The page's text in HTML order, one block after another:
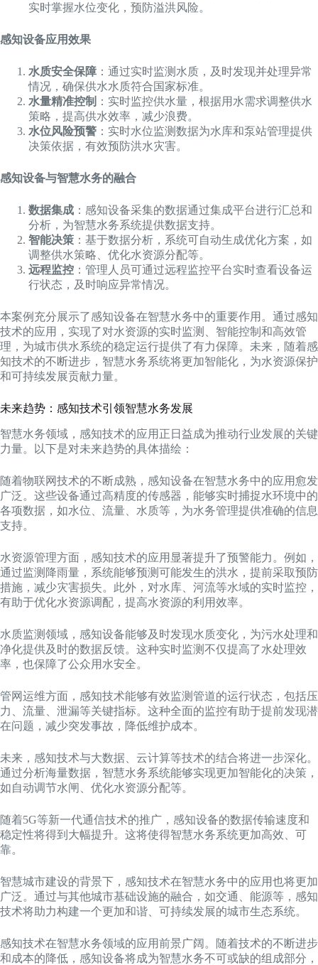
实时掌握水位变化，预防溢洪风险。
感知设备应用效果
水质安全保障 ：通过实时监测水质，及时发现并处理异常
情况，确保供水水质符合国家标准。
水量精准控制 ：实时监控供水量，根据用水需求调整供水
策略，提高供水效率，减少浪费。
水位风险预警 ：实时水位监测数据为水库和泵站管理提供
决策依据，有效预防洪水灾害。
感知设备与智慧水务的融合
数据集成 ：感知设备采集的数据通过集成平台进行汇总和
分析，为智慧水务系统提供数据支持。
智能决策 ：基于数据分析，系统可自动生成优化方案，如
调整供水策略、优化水资源分配等。
远程监控 ：管理人员可通过远程监控平台实时查看设备运
行状态，及时响应异常情况。
本案例充分展示了感知设备在智慧水务中的重要作用。通过感知
技术的应用，实现了对水资源的实时监测、智能控制和高效管
理，为城市供水系统的稳定运行提供了有力保障。未来，随着感
知技术的不断进步，智慧水务系统将更加智能化，为水资源保护
和可持续发展贡献力量。
未来趋势：感知技术引领智慧水务发展
智慧水务领域，感知技术的应用正日益成为推动行业发展的关键
力量。以下是对未来趋势的具体描绘：
随着物联网技术的不断成熟，感知设备在智慧水务中的应用愈发
广泛。这些设备通过高精度的传感器，能够实时捕捉水环境中的
各项数据，如水位、流量、水质等，为水务管理提供准确的信息
支持。
水资源管理方面，感知技术的应用显著提升了预警能力。例如，
通过监测降雨量，系统能够预测可能发生的洪水，提前采取预防
措施，减少灾害损失。此外，对水库、河流等水域的实时监控，
有助于优化水资源调配，提高水资源的利用效率。
水质监测领域，感知设备能够及时发现水质变化，为污水处理和
净化提供及时的数据反馈。这种实时监测不仅提高了水处理效
率，也保障了公众用水安全。
管网运维方面，感知技术能够有效监测管道的运行状态，包括压
力、流量、泄漏等关键指标。这种全面的监控有助于提前发现潜
在问题，减少突发事故，降低维护成本。
未来，感知技术与大数据、云计算等技术的结合将进一步深化。
通过分析海量数据，智慧水务系统能够实现更加智能化的决策，
如自动调节水闸、优化水资源分配等。
随着5G等新一代通信技术的推广，感知设备的数据传输速度和
稳定性将得到大幅提升。这将使得智慧水务系统更加高效、可
靠。
智慧城市建设的背景下，感知技术在智慧水务中的应用也将更加
广泛。通过与其他城市基础设施的融合，如交通、能源等，感知
技术将助力构建一个更加和谐、可持续发展的城市生态系统。
感知技术在智慧水务领域的应用前景广阔。随着技术的不断进步
和成本的降低，感知设备将成为智慧水务不可或缺的组成部分，